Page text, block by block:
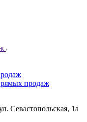
продаж
Севастопольская, 1а